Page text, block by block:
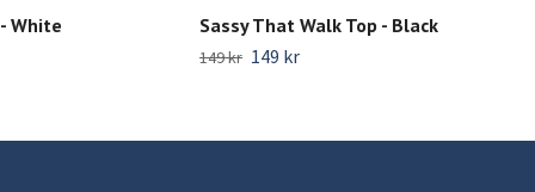
White
Sassy That Walk Top - Black
149 kr 149 kr